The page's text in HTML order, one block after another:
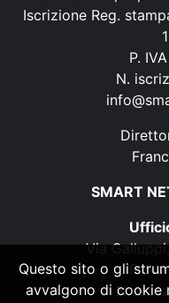
Iscrizione Reg.
P.
N.
SMART
Via
P.
N.
Questo sito o gli
avvalgono di cookie